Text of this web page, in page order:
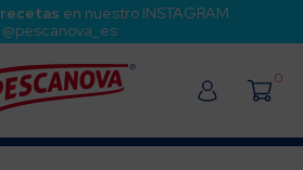
recetas en nuestro INSTAGRAM
@pescanova_es
0